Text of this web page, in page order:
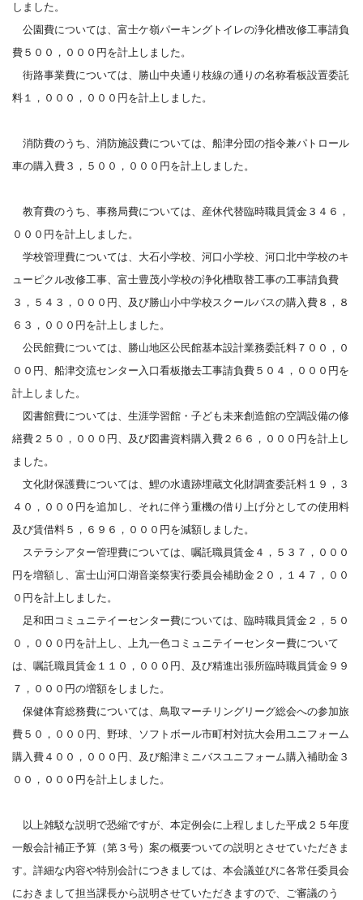
しました。
公園費については、富士ケ嶺パーキングトイレの浄化槽改修工事請負
費５００，０００円を計上しました。
街路事業費については、勝山中央通り枝線の通りの名称看板設置委託
料１，０００，０００円を計上しました。
消防費のうち、消防施設費については、船津分団の指令兼パトロール
車の購入費３，５００，０００円を計上しました。
教育費のうち、事務局費については、産休代替臨時職員賃金３４６，
０００円を計上しました。
学校管理費については、大石小学校、河口小学校、河口北中学校のキ
ューピクル改修工事、富士豊茂小学校の浄化槽取替工事の工事請負費
３，５４３，０００円、及び勝山小中学校スクールバスの購入費８，８
６３，０００円を計上しました。
公民館費については、勝山地区公民館基本設計業務委託料７００，０
００円、船津交流センター入口看板撤去工事請負費５０４，０００円を
計上しました。
図書館費については、生涯学習館・子ども未来創造館の空調設備の修
繕費２５０，０００円、及び図書資料購入費２６６，０００円を計上し
ました。
文化財保護費については、鯉の水遺跡埋蔵文化財調査委託料１９，３
４０，０００円を追加し、それに伴う重機の借り上げ分としての使用料
及び賃借料５，６９６，０００円を減額しました。
ステラシアター管理費については、嘱託職員賃金４，５３７，０００
円を増額し、富士山河口湖音楽祭実行委員会補助金２０，１４７，００
０円を計上しました。
足和田コミュニテイーセンター費については、臨時職員賃金２，５０
０，０００円を計上し、上九一色コミュニテイーセンター費について
は、嘱託職員賃金１１０，０００円、及び精進出張所臨時職員賃金９９
７，０００円の増額をしました。
保健体育総務費については、鳥取マーチリングリーグ総会への参加旅
費５０，０００円、野球、ソフトボール市町村対抗大会用ユニフォーム
購入費４００，０００円、及び船津ミニバスユニフォーム購入補助金３
００，０００円を計上しました。
以上雑駁な説明で恐縮ですが、本定例会に上程しました平成２５年度
一般会計補正予算（第３号）案の概要ついての説明とさせていただきま
す。詳細な内容や特別会計につきましては、本会議並びに各常任委員会
におきまして担当課長から説明させていただきますので、ご審議のう